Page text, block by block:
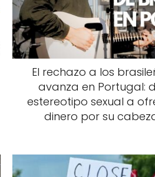
El rechazo a los
avanza en Portugal:
estereotipo sexual a
dinero por su